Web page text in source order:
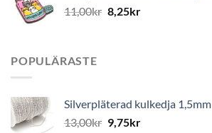
11,00kr 8,25kr
POPULÄRASTE
Silverpläterad kulkedja 1,5mm
13,00kr 9,75kr